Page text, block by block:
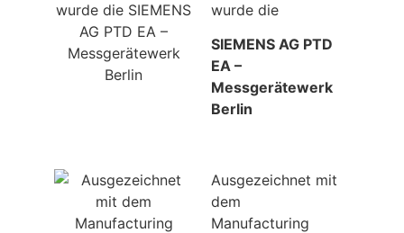
wurde die
SIEMENS AG PTD
EA –
Messgerätewerk
Berlin
Ausgezeichnet mit
dem
Manufacturing